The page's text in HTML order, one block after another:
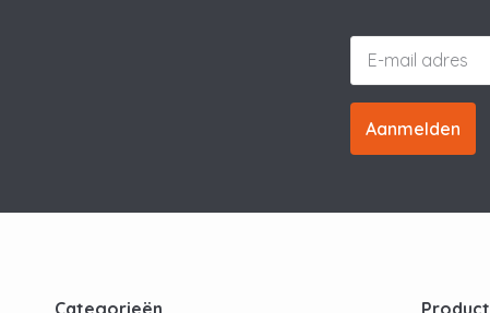
Aanmelden
Categorieën